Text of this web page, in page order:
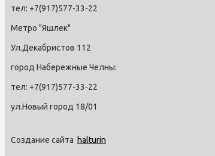
тел: +7(917)577-33-22
Метро "Яшлек"
Ул.Декабристов 112
город Набережные Челны:
тел: +7(917)577-33-22
ул.Новый город 18/01
Создание сайта halturin